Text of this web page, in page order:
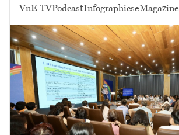
VnE TVPodcastInfographicseMagazine